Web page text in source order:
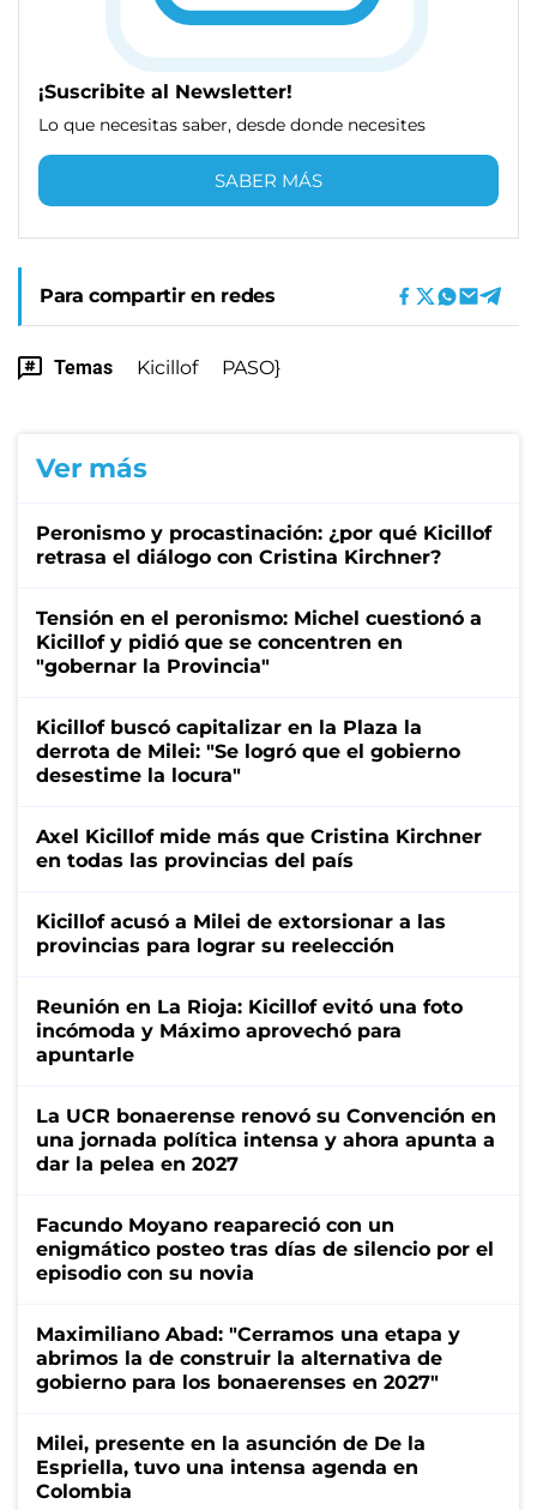
¡Suscribite al Newsletter!
Lo que necesitas saber, desde donde necesites
SABER MÁS
Para compartir en redes
Temas Kicillof PASO}
Ver más
Peronismo y procastinación: ¿por qué Kicillof
retrasa el diálogo con Cristina Kirchner?
Tensión en el peronismo: Michel cuestionó a
Kicillof y pidió que se concentren en
"gobernar la Provincia"
Kicillof buscó capitalizar en la Plaza la
derrota de Milei: "Se logró que el gobierno
desestime la locura"
Axel Kicillof mide más que Cristina Kirchner
en todas las provincias del país
Kicillof acusó a Milei de extorsionar a las
provincias para lograr su reelección
Reunión en La Rioja: Kicillof evitó una foto
incómoda y Máximo aprovechó para
apuntarle
La UCR bonaerense renovó su Convención en
una jornada política intensa y ahora apunta a
dar la pelea en 2027
Facundo Moyano reapareció con un
enigmático posteo tras días de silencio por el
episodio con su novia
Maximiliano Abad: "Cerramos una etapa y
abrimos la de construir la alternativa de
gobierno para los bonaerenses en 2027"
Milei, presente en la asunción de De la
Espriella, tuvo una intensa agenda en
Colombia